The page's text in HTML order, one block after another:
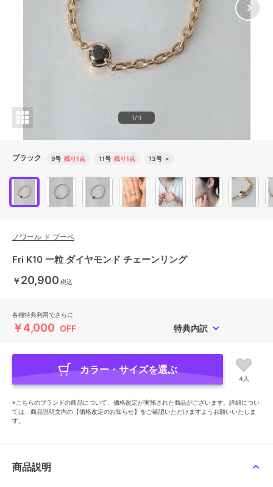
1/11
ブラック 9号 残り1点 11号 残り1点 13号 ×
ノワール ド プーペ
Fri K10 一粒 ダイヤモンド チェーンリング
￥20,900 税込
各種特典利用でさらに
￥4,000 OFF 特典内訳
カラー・サイズを選ぶ
4人
※こちらのブランドの商品について、価格改定が実施された商品がございます。詳細につい
ては、商品説明文内の【価格改定のお知らせ】をご確認いただけますようお願いいたしま
す。
商品説明